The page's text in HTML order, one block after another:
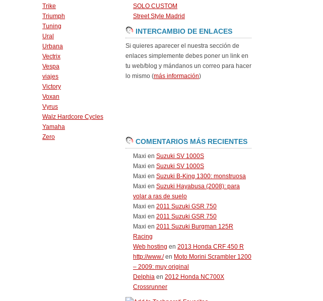
Trike
Triumph
Tuning
Ural
Urbana
Vectrix
Vespa
viajes
Victory
Voxan
Vyrus
Walz Hardcore Cycles
Yamaha
Zero
SOLO CUSTOM
Street Style Madrid
INTERCAMBIO DE ENLACES
Si quieres aparecer el nuestra sección de
enlaces simplemente debes poner un link en
tu web/blog y mándanos un correo para hacer
lo mismo (más información)
COMENTARIOS MÁS RECIENTES
Maxi en Suzuki SV 1000S
Maxi en Suzuki SV 1000S
Maxi en Suzuki B-King 1300: monstruosa
Maxi en Suzuki Hayabusa (2008): para
volar a ras de suelo
Maxi en 2011 Suzuki GSR 750
Maxi en 2011 Suzuki GSR 750
Maxi en 2011 Suzuki Burgman 125R
Racing
Web hosting en 2013 Honda CRF 450 R
http://www./en Moto Morini Scrambler 1200
– 2009: muy original
Delphia en 2012 Honda NC700X
Crossrunner